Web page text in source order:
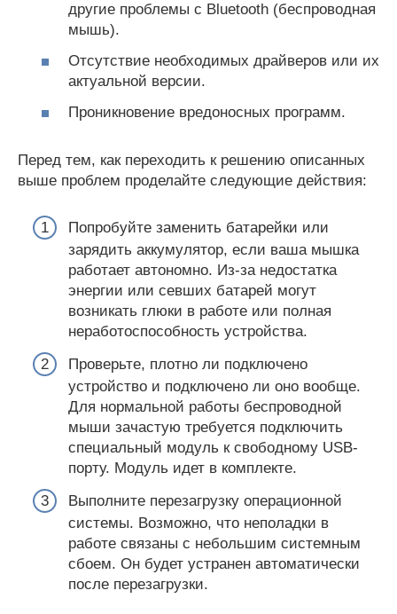
другие проблемы с Bluetooth (беспроводная
мышь).
Отсутствие необходимых драйверов или их
актуальной версии.
Проникновение вредоносных программ.
Перед тем, как переходить к решению описанных
выше проблем проделайте следующие действия:
Попробуйте заменить батарейки или
зарядить аккумулятор, если ваша мышка
работает автономно. Из-за недостатка
энергии или севших батарей могут
возникать глюки в работе или полная
неработоспособность устройства.
Проверьте, плотно ли подключено
устройство и подключено ли оно вообще.
Для нормальной работы беспроводной
мыши зачастую требуется подключить
специальный модуль к свободному USB-
порту. Модуль идет в комплекте.
Выполните перезагрузку операционной
системы. Возможно, что неполадки в
работе связаны с небольшим системным
сбоем. Он будет устранен автоматически
после перезагрузки.